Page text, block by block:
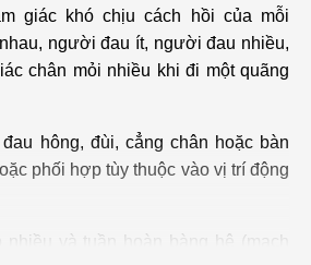
giác khó chịu cách hồi của mỗi
người đau ít, người đau nhiều,
chân mỏi nhiều khi đi một quãng
hông, đùi, cẳng chân hoặc bàn
phối hợp tùy thuộc vào vị trí động
và tuần hoàn bàng hệ (mạch